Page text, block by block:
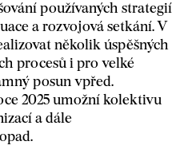
používaných strategií
a rozvojová setkání. V
několik úspěšných
procesů i pro velké
posun vpřed.
2025 umožní kolektivu
a dále